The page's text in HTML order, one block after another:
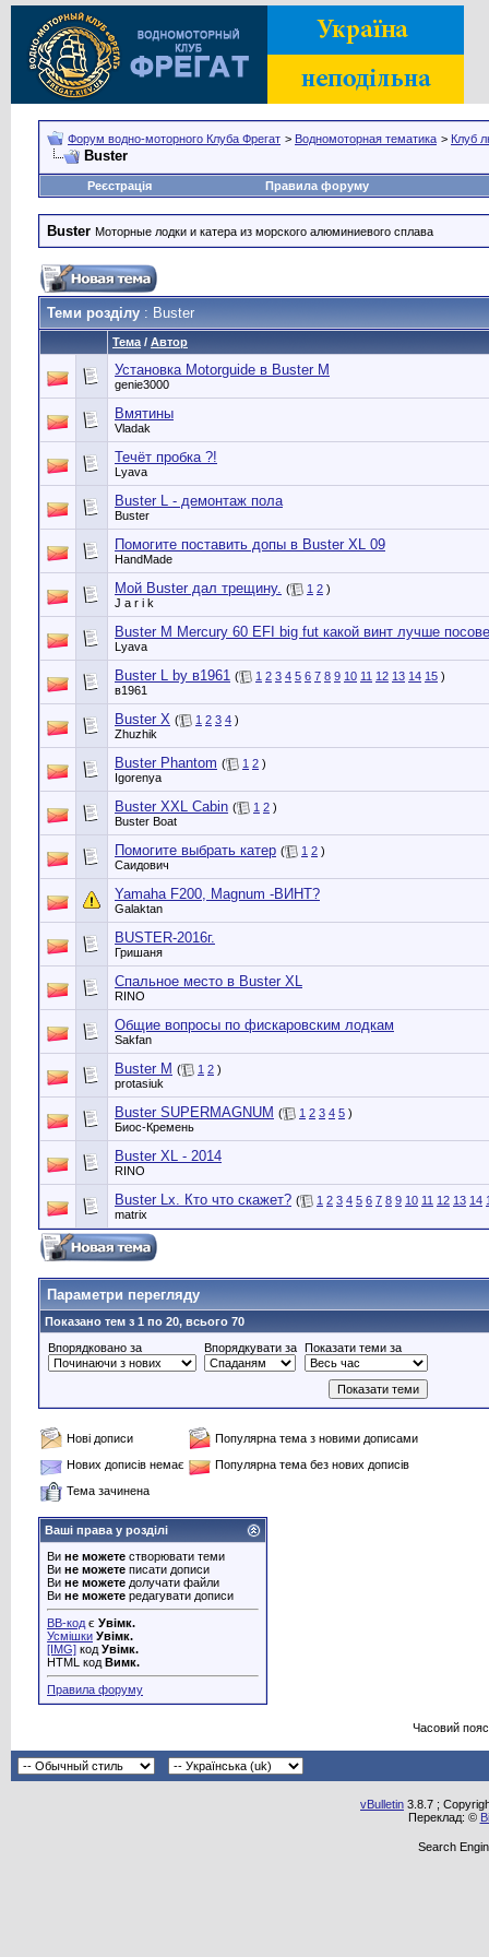
Форум водно-моторного Клуба Фрегат > Водномоторная тематика > Клуб
Buster
Реєстрація Правила форуму
Buster Моторные лодки и катера из морского алюминиевого сплава
Теми розділу : Buster
Тема / Автор
Установка Motorguide в Buster M
genie3000
Вмятины
Vladak
Течёт пробка ?!
Lyava
Buster L - демонтаж пола
Buster
Помогите поставить допы в Buster XL 09
HandMade
Мой Buster дал трещину. ( 1 2 )
J a r i k
Buster M Mercury 60 EFI big fut какой винт лучше
Lyava
Buster L by в1961 ( 1 2 3 4 5 6 7 8 9 10 11 12 13 14 15 )
в1961
Buster X ( 1 2 3 4 )
Zhuzhik
Buster Phantom ( 1 2 )
Igorenya
Buster XXL Cabin ( 1 2 )
Buster Boat
Помогите выбрать катер ( 1 2 )
Саидович
Yamaha F200, Magnum -ВИНТ?
Galaktan
BUSTER-2016г.
Гришаня
Спальное место в Buster XL
RINO
Общие вопросы по фискаровским лодкам
Sakfan
Buster M ( 1 2 )
protasiuk
Buster SUPERMAGNUM ( 1 2 3 4 5 )
Биос-Кремень
Buster XL - 2014
RINO
Buster Lx. Кто что скажет? ( 1 2 3 4 5 6 7 8 9 10 11 12 13 14
matrix
Параметри перегляду
Показано тем з 1 по 20, всього 70
Впорядковано за
Впорядкувати за Показати теми за
Нові дописи
Популярна тема з новими дописами
Нових дописів немає
Популярна тема без нових дописів
Тема зачинена
Ваші права у розділі
Ви не можете створювати теми
Ви не можете писати дописи
Ви не можете долучати файли
Ви не можете редагувати дописи
BB-код є Увімк.
Усмішки Увімк.
[IMG] код Увімк.
HTML код Вимк.
Правила форуму
Часовий
vBulletin 3.8.7 ;
Переклад: ©
Search